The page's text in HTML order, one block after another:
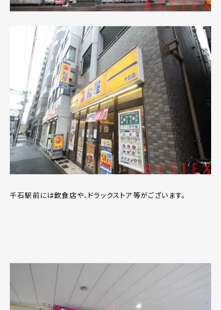
千石駅前には飲食店や、ドラックストア等がございます。